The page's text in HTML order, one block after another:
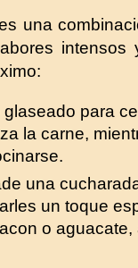
una
intensos
para
la carne,
una
un toque
o aguacate,